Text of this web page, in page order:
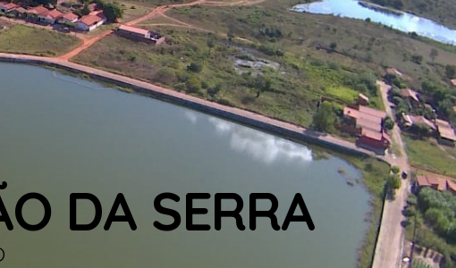
DA SERRA